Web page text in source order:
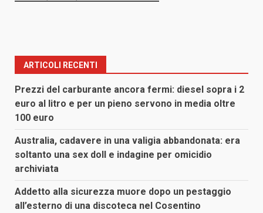
ARTICOLI RECENTI
Prezzi del carburante ancora fermi: diesel sopra i 2
euro al litro e per un pieno servono in media oltre
100 euro
Australia, cadavere in una valigia abbandonata: era
soltanto una sex doll e indagine per omicidio
archiviata
Addetto alla sicurezza muore dopo un pestaggio
all’esterno di una discoteca nel Cosentino